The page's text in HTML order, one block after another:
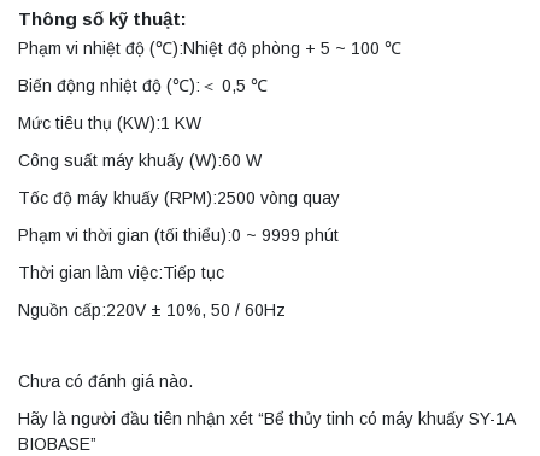
Thông số kỹ thuật:
Phạm vi nhiệt độ (℃):Nhiệt độ phòng + 5 ~ 100 ℃
Biến động nhiệt độ (℃):＜ 0,5 ℃
Mức tiêu thụ (KW):1 KW
Công suất máy khuấy (W):60 W
Tốc độ máy khuấy (RPM):2500 vòng quay
Phạm vi thời gian (tối thiểu):0 ~ 9999 phút
Thời gian làm việc:Tiếp tục
Nguồn cấp:220V ± 10%, 50 / 60Hz
Chưa có đánh giá nào.
Hãy là người đầu tiên nhận xét “Bể thủy tinh có máy khuấy SY-1A
BIOBASE”